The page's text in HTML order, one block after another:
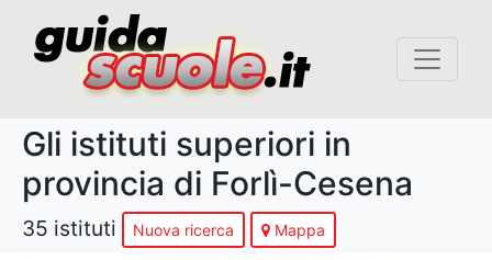
Gli istituti superiori in
provincia di Forlì-Cesena
35 istituti Nuova ricerca Mappa